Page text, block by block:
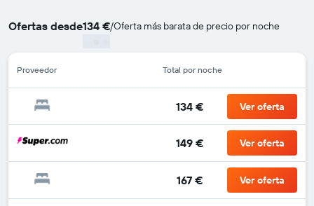
Ofertas desde134 €/Oferta más barata de precio por noche
Proveedor Total por noche
134 € Ver oferta
149 € Ver oferta
167 € Ver oferta